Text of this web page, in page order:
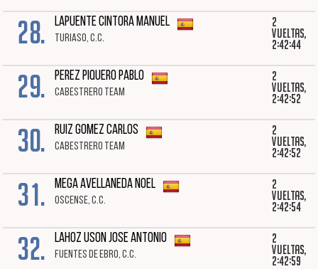
28. LAPUENTE CINTORA MANUEL
TURIASO, C.C.
2
vueltas,
2:42:44
29. PEREZ PIQUERO PABLO
CABESTRERO TEAM
2
vueltas,
2:42:52
30. RUIZ GOMEZ CARLOS
CABESTRERO TEAM
2
vueltas,
2:42:52
31. MEGA AVELLANEDA NOEL
OSCENSE, C.C.
2
vueltas,
2:42:54
32. LAHOZ USON JOSE ANTONIO
FUENTES DE EBRO, C.C.
2
vueltas,
2:42:59